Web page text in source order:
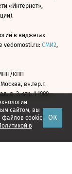
сайтом, вы
файлов cookie
в
ОК
«Интернет»,
в виджетах
vedomosti.ru: СМИ2,
КПП
Москва, вн.тер.г.
д. 3, стр. 1 1999—